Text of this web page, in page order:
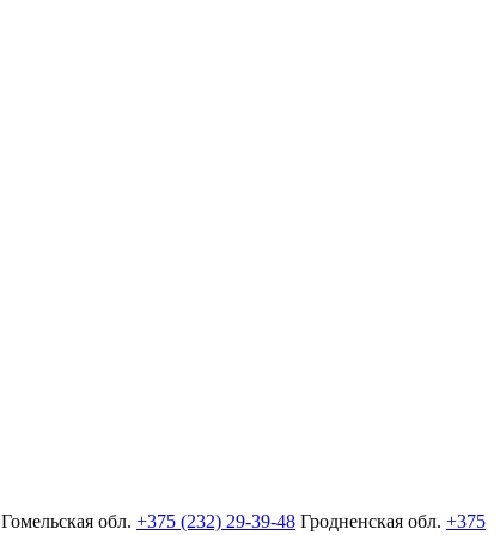
Гомельская обл. +375 (232) 29-39-48 Гродненская обл. +375